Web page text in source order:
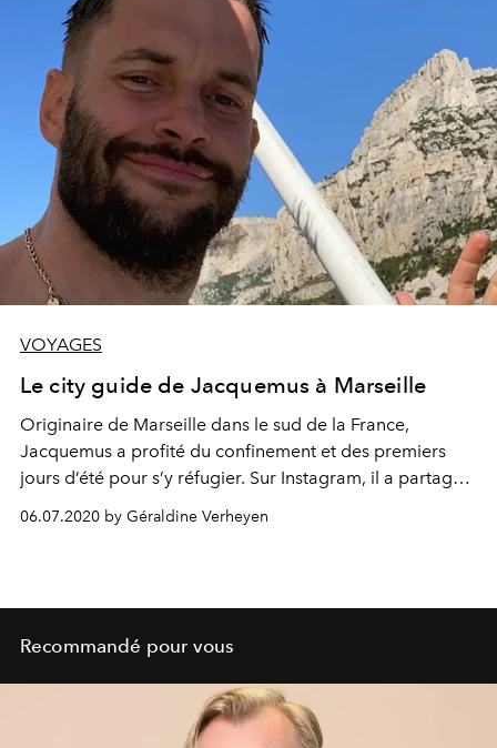
VOYAGES
Le city guide de Jacquemus à Marseille
Originaire de Marseille dans le sud de la France,
Jacquemus a profité du confinement et des premiers
jours d’été pour s’y réfugier. Sur Instagram, il a partagé
son mini city guide, mettant en lumières ses spots
fétiches depuis les hôtels jusqu’aux restaurants en
06.07.2020 by Géraldine Verheyen
Recommandé pour vous